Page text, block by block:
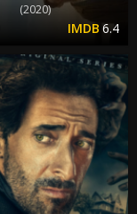
(2020)
6.4